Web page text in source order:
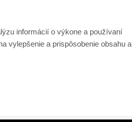
nákupe
tovaru
osobných údajov
informácií o výkone a používaní
vylepšenie a prispôsobenie obsahu a